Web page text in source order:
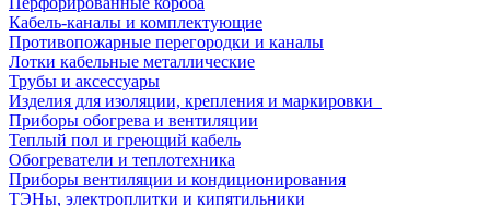
Кабель-каналы и комплектующие
Противопожарные перегородки и каналы
Лотки кабельные металлические
Трубы и аксессуары
Изделия для изоляции, крепления и маркировки
Приборы обогрева и вентиляции
Теплый пол и греющий кабель
Обогреватели и теплотехника
Приборы вентиляции и кондиционирования
ТЭНы, электроплитки и кипятильники